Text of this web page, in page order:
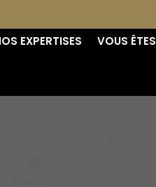
EXPERTISES VOUS ÊTES